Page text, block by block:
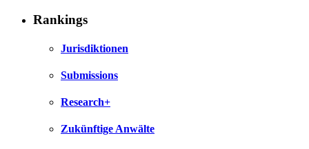
Rankings
Jurisdiktionen
Submissions
Research+
Zukünftige Anwälte